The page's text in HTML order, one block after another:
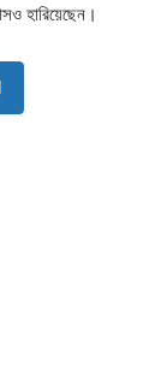
হারিয়েছেন।